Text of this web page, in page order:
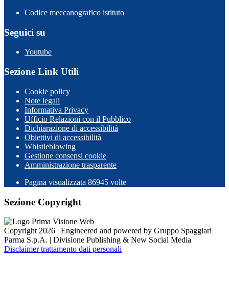
Codice meccanografico istituto
Seguici su
Youtube
Sezione Link Utili
Cookie policy
Note legali
Informativa Privacy
Ufficio Relazioni con il Pubblico
Dichiarazione di accessibilità
Obiettivi di accessibilità
Whistleblowing
Gestione consensi cookie
Amministrazione trasparente
Pagina visualizzata 86945 volte
Sezione Copyright
Copyright 2026 | Engineered and powered by Gruppo Spaggiari
Parma S.p.A. | Divisione Publishing & New Social Media
Disclaimer trattamento dati personali